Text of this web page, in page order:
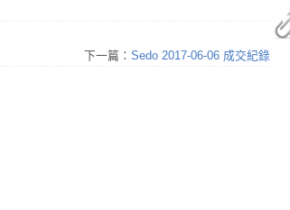
下一篇： Sedo 2017-06-06 成交紀錄